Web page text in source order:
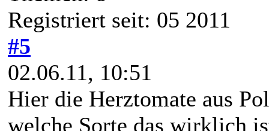
Registriert seit: 05 2011
#5
02.06.11, 10:51
Hier die Herztomate aus
welche Sorte das wirklich